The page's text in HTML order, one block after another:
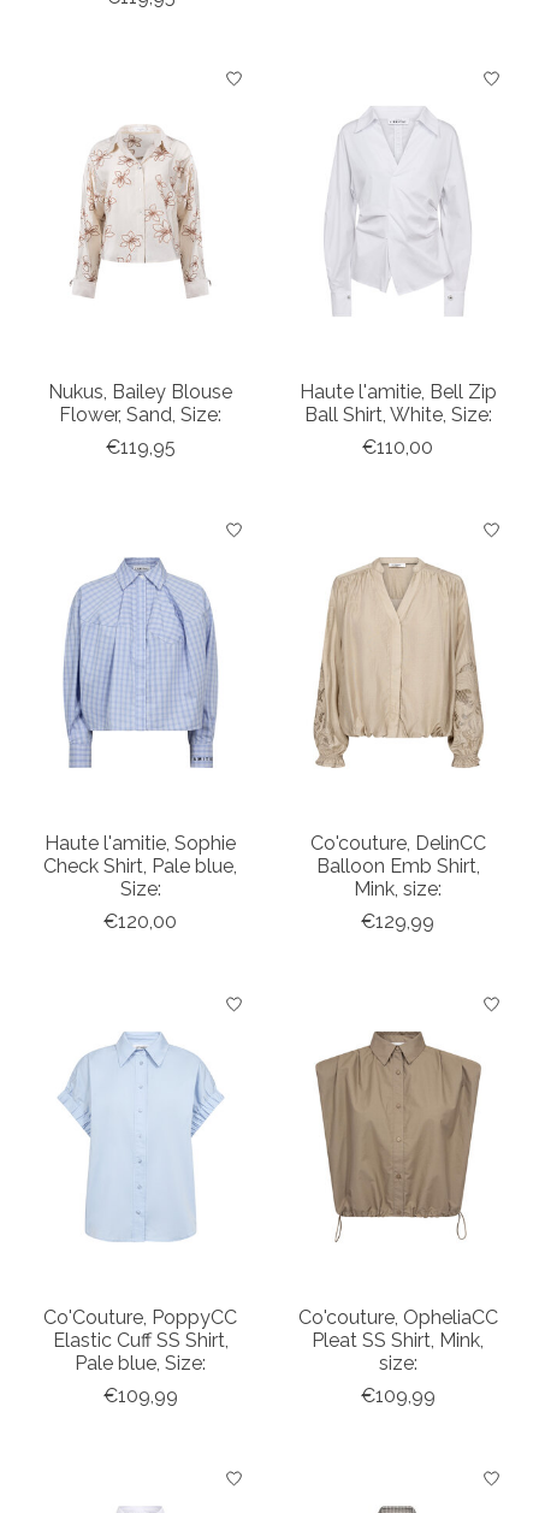
Nukus, Bailey Blouse
Flower, Sand, Size:
€119,95
Haute l'amitie, Bell Zip
Ball Shirt, White, Size:
€110,00
Haute l'amitie, Sophie
Check Shirt, Pale blue,
Size:
€120,00
Co'couture, DelinCC
Balloon Emb Shirt,
Mink, size:
€129,99
Co'Couture, PoppyCC
Elastic Cuff SS Shirt,
Pale blue, Size:
€109,99
Co'couture, OpheliaCC
Pleat SS Shirt, Mink,
size:
€109,99